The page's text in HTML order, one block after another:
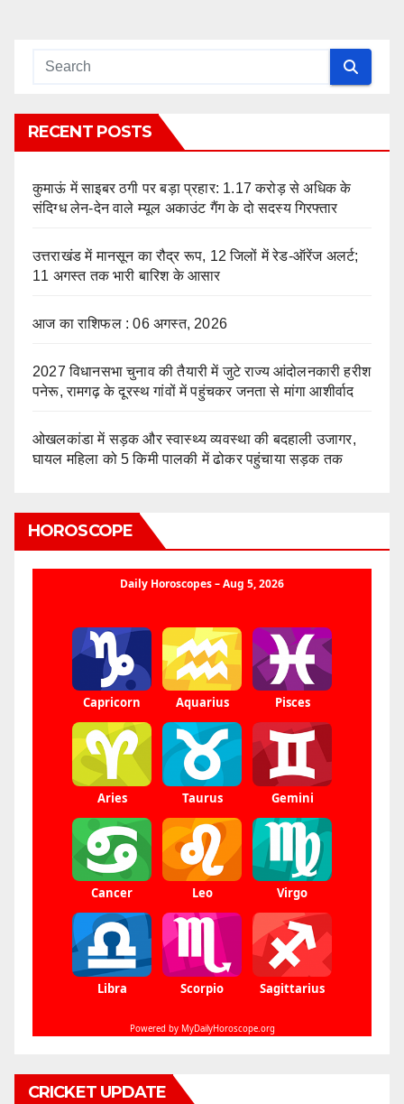
RECENT POSTS
कुमाऊं में साइबर ठगी पर बड़ा प्रहार: 1.17 करोड़ से अधिक के
संदिग्ध लेन-देन वाले म्यूल अकाउंट गैंग के दो सदस्य गिरफ्तार
उत्तराखंड में मानसून का रौद्र रूप, 12 जिलों में रेड-ऑरेंज अलर्ट;
11 अगस्त तक भारी बारिश के आसार
आज का राशिफल : 06 अगस्त, 2026
2027 विधानसभा चुनाव की तैयारी में जुटे राज्य आंदोलनकारी हरीश
पनेरू, रामगढ़ के दूरस्थ गांवों में पहुंचकर जनता से मांगा आशीर्वाद
ओखलकांडा में सड़क और स्वास्थ्य व्यवस्था की बदहाली उजागर,
घायल महिला को 5 किमी पालकी में ढोकर पहुंचाया सड़क तक
HOROSCOPE
CRICKET UPDATE